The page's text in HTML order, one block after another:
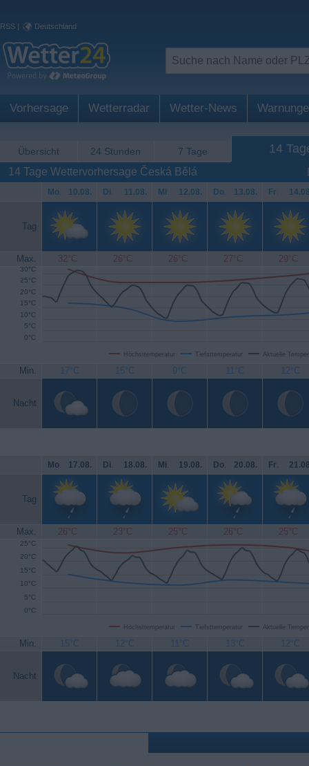
RSS | Deutschland
Vorhersage Wetterradar Wetter-News
Übersicht 24 Stunden 7 Tage 14
14 Tage Wettervorhersage Česká Bělá
Mo. 10.08. Di. 11.08. Mi. 12.08. Do. 13.08. Fr.
Tag
Max. 32°C 26°C 26°C 27°C 29°C
Höchsttemperatur Tiefsttemperatur Aktuelle
0°C
5°C
10°C
15°C
20°C
25°C
30°C
Min. 17°C 15°C 9°C 11°C 12°C
Nacht
Mo. 17.08. Di. 18.08. Mi. 19.08. Do. 20.08. Fr.
Tag
Max. 26°C 23°C 25°C 26°C 25°C
Höchsttemperatur Tiefsttemperatur Aktuelle
0°C
5°C
10°C
15°C
20°C
25°C
Min. 15°C 12°C 11°C 13°C 12°C
Nacht